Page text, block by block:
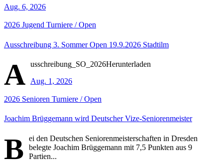
Aug. 6, 2026
2026 Jugend Turniere / Open
Ausschreibung 3. Sommer Open 19.9.2026 Stadtilm
A usschreibung_SO_2026Herunterladen
Aug. 1, 2026
2026 Senioren Turniere / Open
Joachim Brüggemann wird Deutscher Vize-Seniorenmeister
B
ei den Deutschen Seniorenmeisterschaften in Dresden
belegte Joachim Brüggemann mit 7,5 Punkten aus 9
Partien...